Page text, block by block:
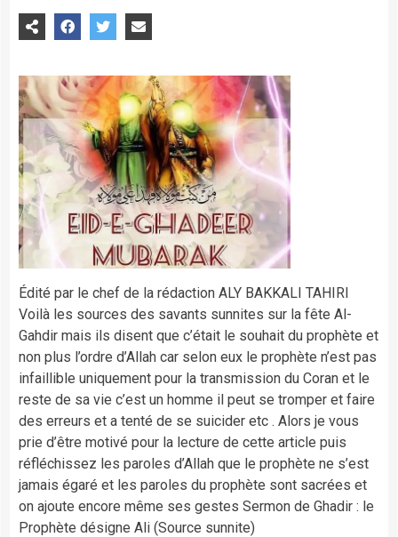
Édité par le chef de la rédaction ALY BAKKALI TAHIRI
Voilà les sources des savants sunnites sur la fête Al-
Gahdir mais ils disent que c’était le souhait du prophète et
non plus l’ordre d’Allah car selon eux le prophète n’est pas
infaillible uniquement pour la transmission du Coran et le
reste de sa vie c’est un homme il peut se tromper et faire
des erreurs et a tenté de se suicider etc . Alors je vous
prie d’être motivé pour la lecture de cette article puis
réfléchissez les paroles d’Allah que le prophète ne s’est
jamais égaré et les paroles du prophète sont sacrées et
on ajoute encore même ses gestes Sermon de Ghadir : le
Prophète désigne Ali (Source sunnite)